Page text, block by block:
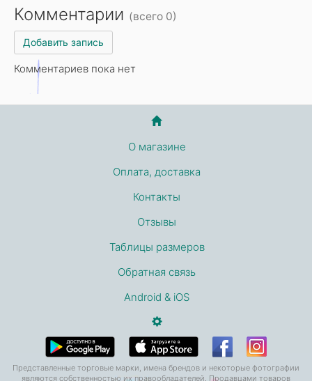
Комментарии (всего 0)
Добавить запись
Комментариев пока нет
О магазине
Оплата, доставка
Контакты
Отзывы
Таблицы размеров
Обратная связь
Android & iOS
Представленные торговые марки, имена брендов и некоторые фотографии
являются собственностью их правообладателей. Продавцами товаров